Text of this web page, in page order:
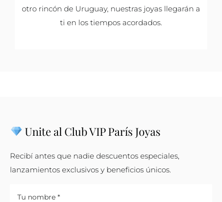
otro rincón de Uruguay, nuestras joyas llegarán a
ti en los tiempos acordados.
Unite al Club VIP París Joyas
Recibí antes que nadie descuentos especiales,
lanzamientos exclusivos y beneficios únicos.